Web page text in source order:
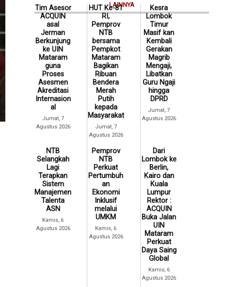
LAINNYA
Tim Asesor
ACQUIN
asal
Jerman
Berkunjung
ke UIN
Mataram
guna
Proses
Asesmen
Akreditasi
Internasion
al
Jumat, 7
Agustus 2026
HUT Ke-81
RI,
Pemprov
NTB
bersama
Pempkot
Mataram
Bagikan
Ribuan
Bendera
Merah
Putih
kepada
Masyarakat
Jumat, 7
Agustus 2026
Kesra
Lombok
Timur
Masif kan
Kembali
Gerakan
Magrib
Mengaji,
Libatkan
Guru Ngaji
hingga
DPRD
Jumat, 7
Agustus 2026
NTB
Selangkah
Lagi
Terapkan
Sistem
Manajemen
Talenta
ASN
Kamis, 6
Agustus 2026
Pemprov
NTB
Perkuat
Pertumbuh
an
Ekonomi
Inklusif
melalui
UMKM
Kamis, 6
Agustus 2026
Dari
Lombok ke
Berlin,
Kairo dan
Kuala
Lumpur
Rektor :
ACQUIN
Buka Jalan
UIN
Mataram
Perkuat
Daya Saing
Global
Kamis, 6
Agustus 2026